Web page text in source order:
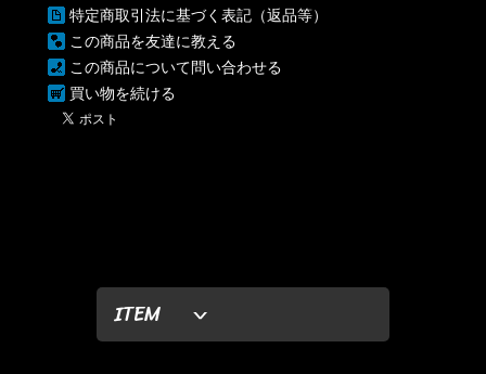
ITEM
特定商取引法に基づく表記（返品等）
この商品を友達に教える
この商品について問い合わせる
買い物を続ける